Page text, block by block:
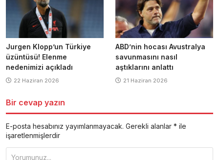
Jurgen Klopp’un Türkiye
üzüntüsü! Elenme
nedenimizi açıkladı
22 Haziran 2026
ABD’nin hocası Avustralya
savunmasını nasıl
aştıklarını anlattı
21 Haziran 2026
Bir cevap yazın
E-posta hesabınız yayımlanmayacak. Gerekli alanlar * ile
işaretlenmişlerdir